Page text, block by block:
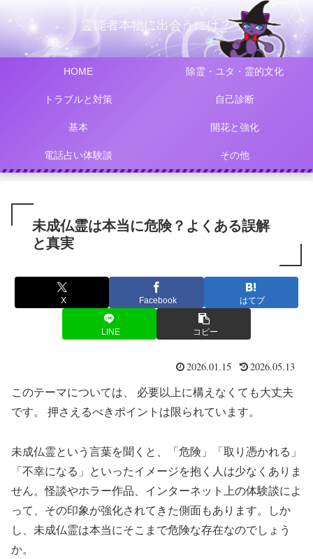
霊能者本物に出会うには？
HOME 除霊・ユタ・霊的文化
トラブルと対策 自己診断
基本 開花と強化
電話占い体験談 その他
未成仏霊は本当に危険？よくある誤解
と真実
X Facebook はてブ
LINE コピー
2026.01.15 2026.05.13
このテーマについては、 必要以上に構えなくても大丈夫
です。 押さえるべきポイントは限られています。
未成仏霊という言葉を聞くと、「危険」「取り憑かれる」
「不幸になる」といったイメージを抱く人は少なくありま
せん。怪談やホラー作品、インターネット上の体験談によ
って、その印象が強化されてきた側面もあります。しか
し、未成仏霊は本当にそこまで危険な存在なのでしょう
か。